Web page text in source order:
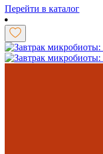
Перейти в каталог